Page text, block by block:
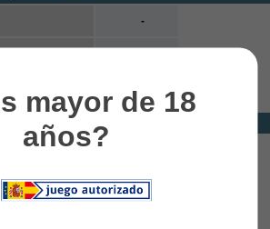
-
mitad)
-
mayor de 18
años?